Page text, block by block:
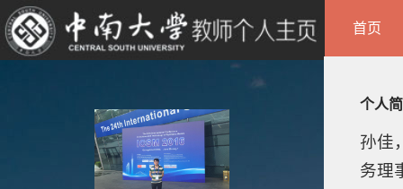
首页
个人
孙佳
务理